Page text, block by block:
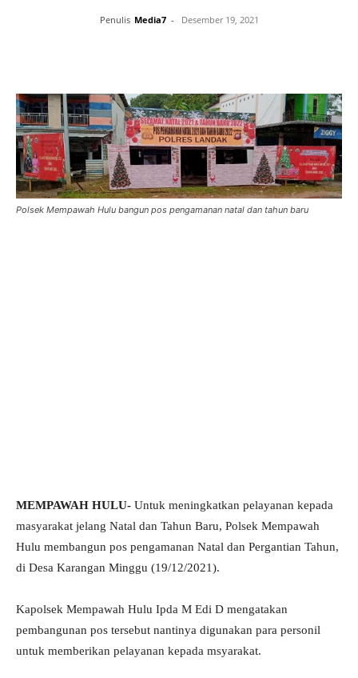
Penulis Media7 - Desember 19, 2021
Polsek Mempawah Hulu bangun pos pengamanan natal dan tahun baru
MEMPAWAH HULU- Untuk meningkatkan pelayanan kepada
masyarakat jelang Natal dan Tahun Baru, Polsek Mempawah
Hulu membangun pos pengamanan Natal dan Pergantian Tahun,
di Desa Karangan Minggu (19/12/2021).
Kapolsek Mempawah Hulu Ipda M Edi D mengatakan
pembangunan pos tersebut nantinya digunakan para personil
untuk memberikan pelayanan kepada msyarakat.